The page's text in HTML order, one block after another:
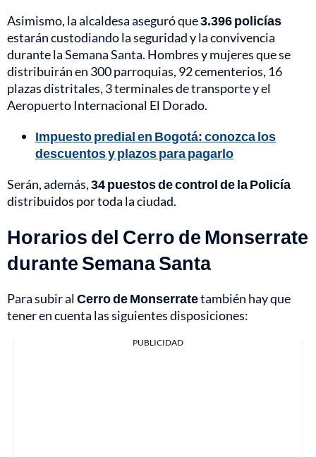
Asimismo, la alcaldesa aseguró que3.396 policías
estarán custodiando la seguridad y la convivencia
durante la Semana Santa. Hombres y mujeres que se
distribuirán en 300 parroquias, 92 cementerios, 16
plazas distritales, 3 terminales de transporte y el
Aeropuerto Internacional El Dorado.
Impuesto predial en Bogotá: conozca los
descuentos y plazos para pagarlo
Serán, además,34 puestos de control de la Policía
distribuidos por toda la ciudad.
Horarios del Cerro de Monserrate
durante Semana Santa
Para subir alCerro de Monserratetambién hay que
tener en cuenta las siguientes disposiciones:
PUBLICIDAD